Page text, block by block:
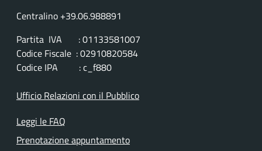
Centralino +39.06.988891
Partita IVA : 01133581007
Codice Fiscale : 02910820584
Codice IPA : c_f880
Ufficio Relazioni con il Pubblico
Leggi le FAQ
Prenotazione appuntamento